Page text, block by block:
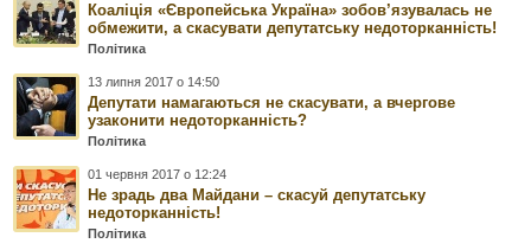
Коаліція «Європейська Україна» зобов’язувалась не
обмежити, а скасувати депутатську недоторканність!
Політика
13 липня 2017 о 14:50
Депутати намагаються не скасувати, а вчергове
узаконити недоторканність?
Політика
01 червня 2017 о 12:24
Не зрадь два Майдани – скасуй депутатську
недоторканність!
Політика